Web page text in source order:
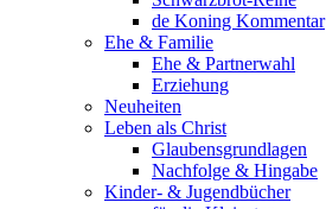
de Koning Kommentar
Ehe & Familie
Ehe & Partnerwahl
Erziehung
Neuheiten
Leben als Christ
Glaubensgrundlagen
Nachfolge & Hingabe
Kinder- & Jugendbücher